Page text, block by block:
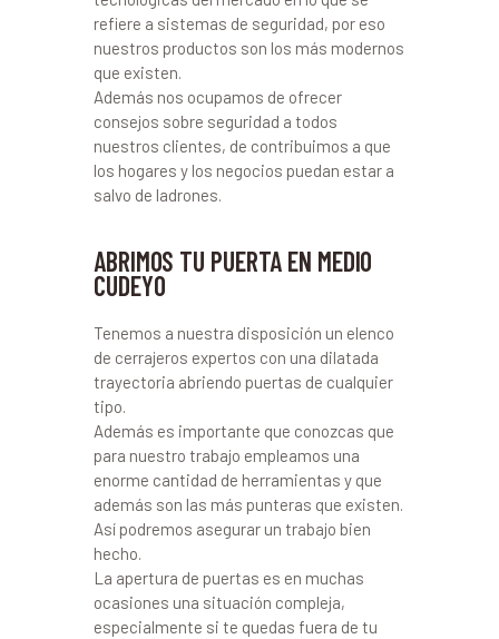
refiere a sistemas de seguridad, por eso
nuestros productos son los más modernos
que existen.
Además nos ocupamos de ofrecer
consejos sobre seguridad a todos
nuestros clientes, de contribuimos a que
los hogares y los negocios puedan estar a
salvo de ladrones.
ABRIMOS TU PUERTA EN MEDIO
CUDEYO
Tenemos a nuestra disposición un elenco
de cerrajeros expertos con una dilatada
trayectoria abriendo puertas de cualquier
tipo.
Además es importante que conozcas que
para nuestro trabajo empleamos una
enorme cantidad de herramientas y que
además son las más punteras que existen.
Así podremos asegurar un trabajo bien
hecho.
La apertura de puertas es en muchas
ocasiones una situación compleja,
especialmente si te quedas fuera de tu